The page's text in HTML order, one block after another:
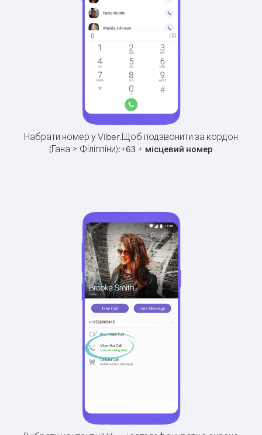
Набрати номер у Viber.Щоб подзвонити за кордон
(Гана > Філіппіни):+63 + місцевий номер